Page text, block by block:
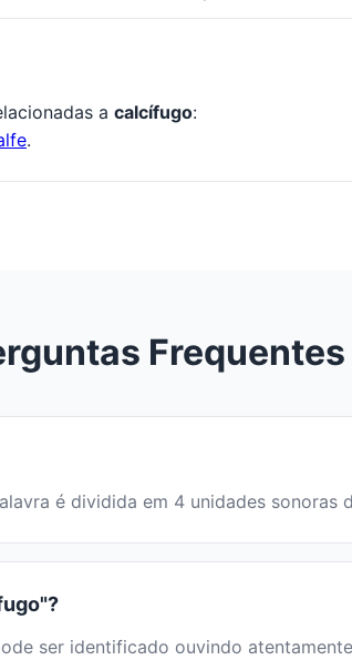
a calcífugo:
.
é dividida em 4 unidades
ser identificado ouvindo